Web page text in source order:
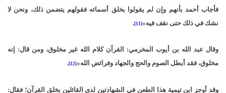
فأجاب أحمد بأنهم وإن لم يقولوا بخلق أسمائه فقولهم يتضمن ذلك، ونحن لا
نشك في ذلك حتى نقف فيه»[11]
.
وقال عبد الله بن أيوب المخرمي: القرآن كلام الله غير مخلوق، ومن قال: إنه
مخلوق، فقد أبطل الصوم والحج والجهاد وفرائض الله»[12]
.
وقد أوجز ابن تيمية هذا الطعن في الشهادتين لدى القائلين بخلق القرآن؛ فقال: